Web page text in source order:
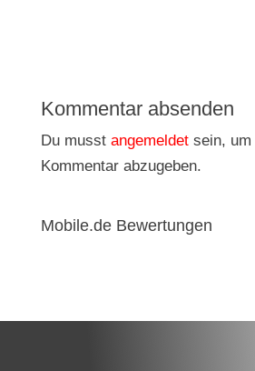
Kommentar absenden
Du musst angemeldetsein, um
Kommentar abzugeben.
Mobile.de Bewertungen